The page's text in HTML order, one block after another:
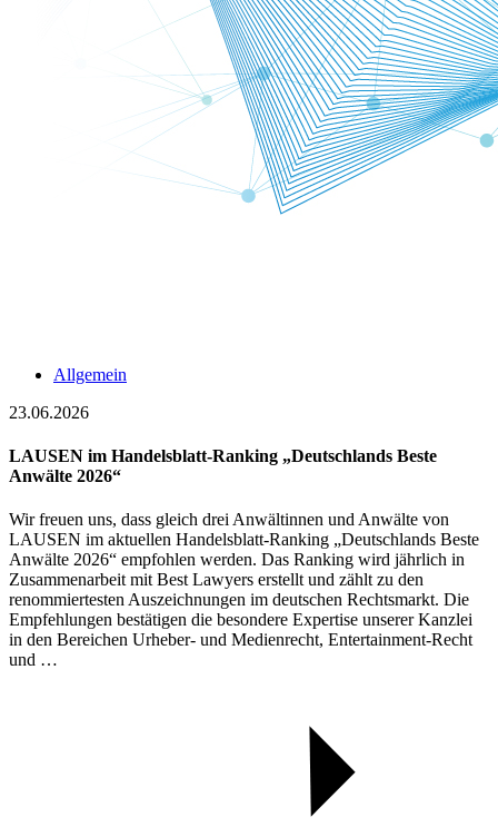
Allgemein
23.06.2026
LAUSEN im Handelsblatt-Ranking „Deutschlands Beste
Anwälte 2026“
Wir freuen uns, dass gleich drei Anwältinnen und Anwälte von
LAUSEN im aktuellen Handelsblatt-Ranking „Deutschlands Beste
Anwälte 2026“ empfohlen werden. Das Ranking wird jährlich in
Zusammenarbeit mit Best Lawyers erstellt und zählt zu den
renommiertesten Auszeichnungen im deutschen Rechtsmarkt. Die
Empfehlungen bestätigen die besondere Expertise unserer Kanzlei
in den Bereichen Urheber- und Medienrecht, Entertainment-Recht
und …